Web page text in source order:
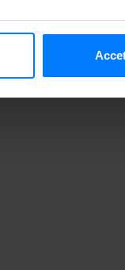
sui cookie.
dei social
all you have
and regenerate